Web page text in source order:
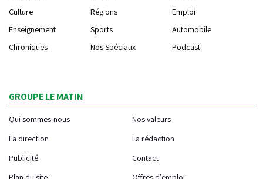
Culture
Régions
Emploi
Enseignement
Sports
Automobile
Chroniques
Nos Spéciaux Podcast
GROUPE LE MATIN
Qui sommes-nous
Nos valeurs
La direction
La rédaction
Publicité
Contact